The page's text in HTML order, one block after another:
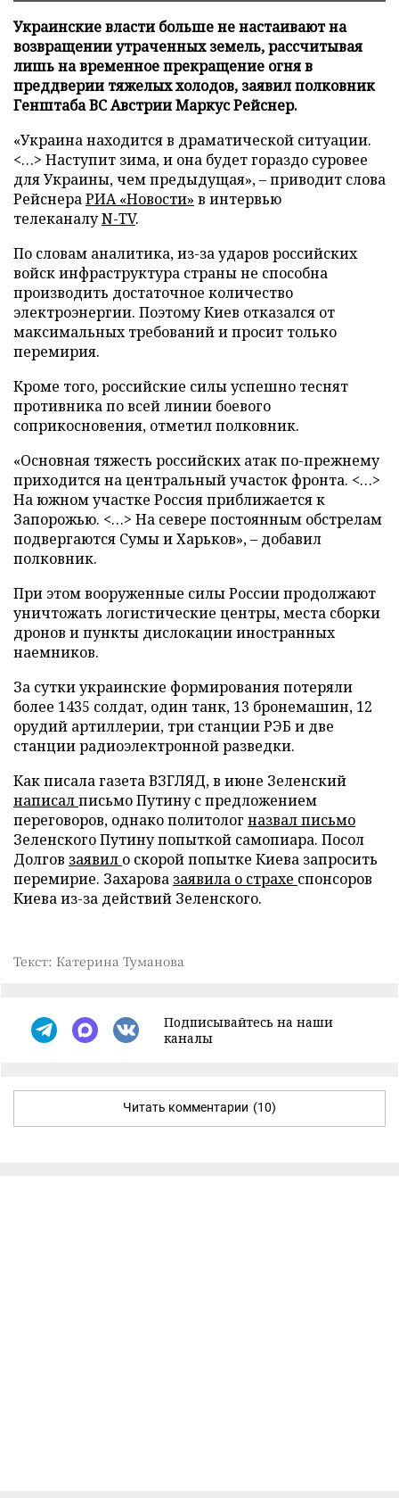
Украинские власти больше не настаивают на
возвращении утраченных земель, рассчитывая
лишь на временное прекращение огня в
преддверии тяжелых холодов, заявил полковник
Генштаба ВС Австрии Маркус Рейснер.
«Украина находится в драматической ситуации.
<…> Наступит зима, и она будет гораздо суровее
для Украины, чем предыдущая», – приводит слова
РейснераРИА «Новости» в интервью
телеканалуN-TV.
По словам аналитика, из-за ударов российских
войск инфраструктура страны не способна
производить достаточное количество
электроэнергии. Поэтому Киев отказался от
максимальных требований и просит только
перемирия.
Кроме того, российские силы успешно теснят
противника по всей линии боевого
соприкосновения, отметил полковник.
«Основная тяжесть российских атак по-прежнему
приходится на центральный участок фронта. <…>
На южном участке Россия приближается к
Запорожью. <…> На севере постоянным обстрелам
подвергаются Сумы и Харьков», – добавил
полковник.
При этом вооруженные силы России продолжают
уничтожать логистические центры, места сборки
дронов и пункты дислокации иностранных
наемников.
За сутки украинские формирования потеряли
более 1435 солдат, один танк, 13 бронемашин, 12
орудий артиллерии, три станции РЭБ и две
станции радиоэлектронной разведки.
Как писала газета ВЗГЛЯД, в июне Зеленский
написалписьмо Путину с предложением
переговоров, однако политолог назвал письмо
Зеленского Путину попыткой самопиара. Посол
Долгов заявил о скорой попытке Киева запросить
перемирие. Захарова заявила о страхе спонсоров
Киева из-за действий Зеленского.
Текст: Катерина Туманова
Подписывайтесь на наши
каналы
Читать комментарии (10)